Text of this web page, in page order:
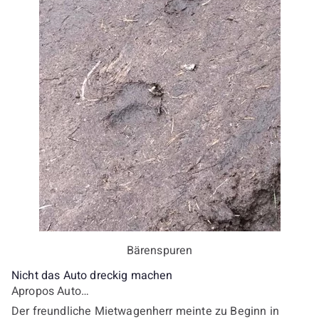
Bärenspuren
Nicht das Auto dreckig machen
Apropos Auto…
Der freundliche Mietwagenherr meinte zu Beginn in